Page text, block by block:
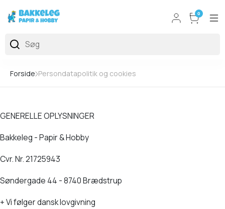
0
Forside Persondatapolitik og cookies
GENERELLE OPLYSNINGER
Bakkeleg - Papir & Hobby
Cvr. Nr. 21725943
Søndergade 44 - 8740 Brædstrup
+ Vi følger dansk lovgivning